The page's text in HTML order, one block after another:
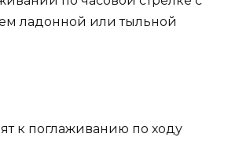
ладонной или тыльной
к поглаживанию по ходу